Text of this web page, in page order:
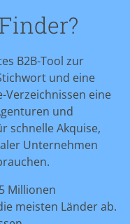
B2B-Tool zur
und eine
Verzeichnissen eine
und
schnelle Akquise,
Unternehmen
Millionen
meisten Länder ab.